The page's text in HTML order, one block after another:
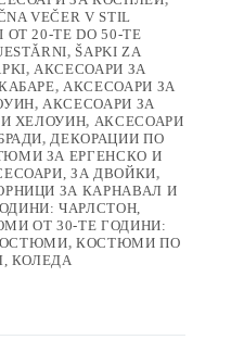
VEČER V STIL
OT 20-TE DO 50-TE
, ŠAPKI ZA
, АКСЕСОАРИ ЗА
, АКСЕСОАРИ ЗА
, АКСЕСОАРИ ЗА
ХЕЛОУИН, АКСЕСОАРИ
, ДЕКОРАЦИИ ПО
ЗА ЕРГЕНСКО И
ЗА ДВОЙКИ,
ЗА КАРНАВАЛ И
ЧАРЛСТОН,
ОТ 30-ТЕ ГОДИНИ:
,КОСТЮМИ ПО
КОЛЕДА